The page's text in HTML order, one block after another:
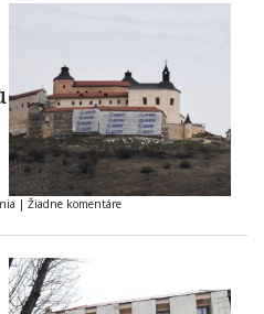
| Žiadne komentáre